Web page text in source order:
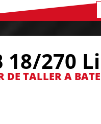
18/270
DE TALLER A